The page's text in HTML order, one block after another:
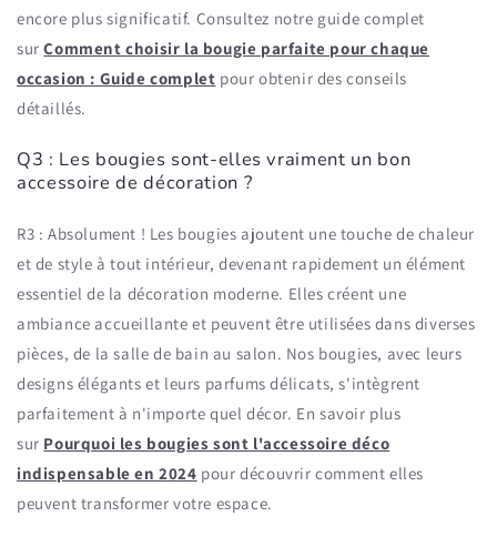
encore plus significatif. Consultez notre guide complet
surComment choisir la bougie parfaite pour chaque
occasion : Guide complet pour obtenir des conseils
détaillés.
Q3 : Les bougies sont-elles vraiment un bon
accessoire de décoration ?
R3 : Absolument ! Les bougies ajoutent une touche de chaleur
et de style à tout intérieur, devenant rapidement un élément
essentiel de la décoration moderne. Elles créent une
ambiance accueillante et peuvent être utilisées dans diverses
pièces, de la salle de bain au salon. Nos bougies, avec leurs
designs élégants et leurs parfums délicats, s'intègrent
parfaitement à n'importe quel décor. En savoir plus
sur Pourquoi les bougies sont l'accessoire déco
indispensable en 2024 pour découvrir comment elles
peuvent transformer votre espace.